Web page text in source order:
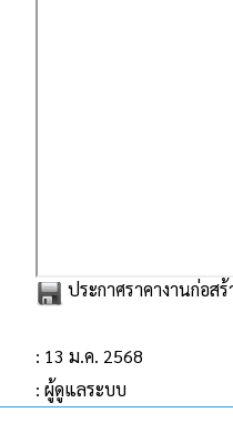
ประกาศราคางานก่อส
: 13 ม.ค. 2568
: ผู้ดูแลระบบ